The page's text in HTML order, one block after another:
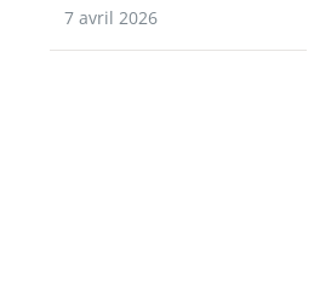
7 avril 2026